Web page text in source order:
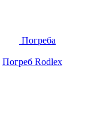
Погреба
Погреб Rodlex